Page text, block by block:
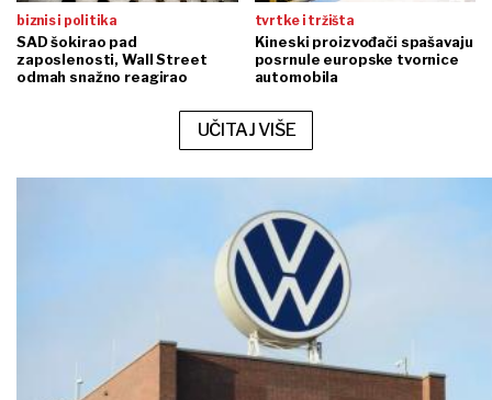
biznis i politika
SAD šokirao pad
zaposlenosti, Wall Street
odmah snažno reagirao
tvrtke i tržišta
Kineski proizvođači spašavaju
posrnule europske tvornice
automobila
UČITAJ VIŠE